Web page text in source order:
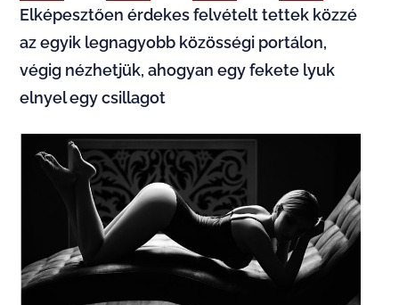
Elképesztően érdekes felvételt tettek közzé
az egyik legnagyobb közösségi portálon,
végig nézhetjük, ahogyan egy fekete lyuk
elnyel egy csillagot